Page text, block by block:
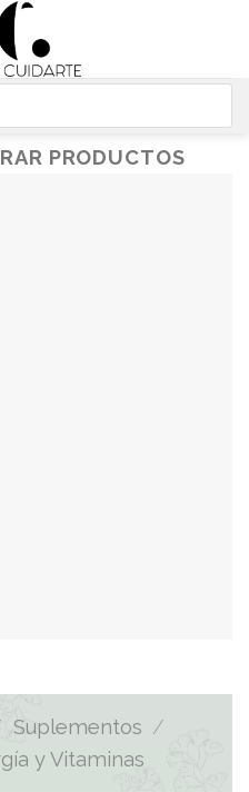
PRODUCTOS
Suplementos /
y Vitaminas